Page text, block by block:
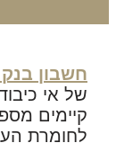
חשבון בנק
של אי כיבוד
קיימים
לחומרת